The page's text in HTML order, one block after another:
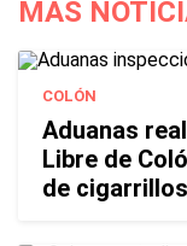
MÁS
COLÓN
Aduanas
Libre de
de cigarrillos